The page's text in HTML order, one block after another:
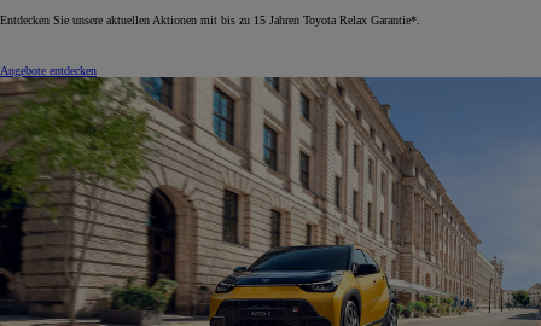
Entdecken Sie unsere aktuellen Aktionen mit bis zu 15 Jahren Toyota Relax Garantie*.
Angebote entdecken